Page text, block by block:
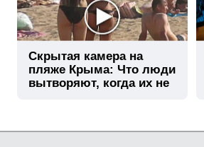
Скрытая камера на
пляже Крыма: Что люди
вытворяют, когда их не